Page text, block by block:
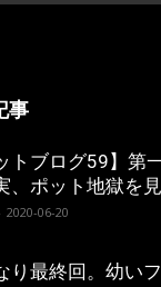
事
トブログ59】第
、ポット地獄を見
2020-06-20
り最終回。幼い